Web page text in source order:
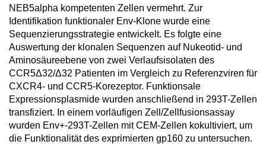
NEB5alpha kompetenten Zellen vermehrt. Zur
Identifikation funktionaler Env-Klone wurde eine
Sequenzierungsstrategie entwickelt. Es folgte eine
Auswertung der klonalen Sequenzen auf Nukeotid- und
Aminosäureebene von zwei Verlaufsisolaten des
CCR5Δ32/Δ32 Patienten im Vergleich zu Referenzviren für
CXCR4- und CCR5-Korezeptor. Funktionsale
Expressionsplasmide wurden anschließend in 293T-Zellen
transfiziert. In einem vorläufigen Zell/Zellfusionsassay
wurden Env+-293T-Zellen mit CEM-Zellen kokultiviert, um
die Funktionalität des exprimierten gp160 zu untersuchen.